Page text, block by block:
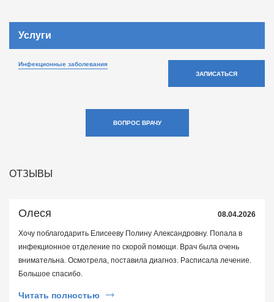
Услуги
Инфекционные заболевания
ЗАПИСАТЬСЯ
ВОПРОС ВРАЧУ
ОТЗЫВЫ
Олеся 08.04.2026
Хочу поблагодарить Елисееву Полину Александровну. Попала в
инфекционное отделение по скорой помощи. Врач была очень
внимательна. Осмотрела, поставила диагноз. Расписала лечение.
Большое спасибо.
Читать полностью